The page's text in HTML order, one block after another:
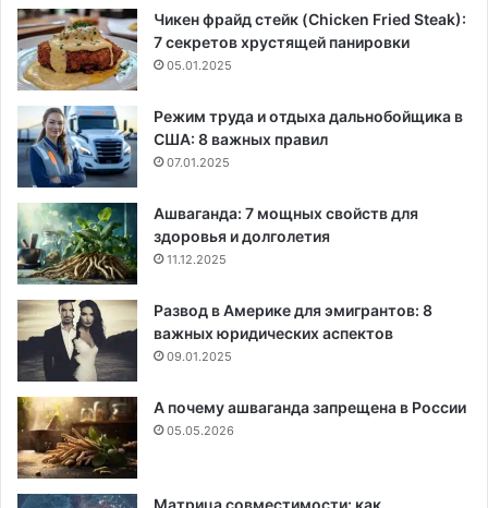
Чикен фрайд стейк (Chicken Fried Steak):
7 секретов хрустящей панировки
05.01.2025
Режим труда и отдыха дальнобойщика в
США: 8 важных правил
07.01.2025
Ашваганда: 7 мощных свойств для
здоровья и долголетия
11.12.2025
Развод в Америке для эмигрантов: 8
важных юридических аспектов
09.01.2025
А почему ашваганда запрещена в России
05.05.2026
Матрица совместимости: как